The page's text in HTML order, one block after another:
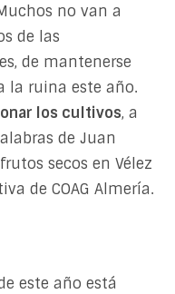
no van a
de las
de mantenerse
la ruina este año.
los cultivos, a
de Juan
secos en Vélez
de COAG Almería.
este año está